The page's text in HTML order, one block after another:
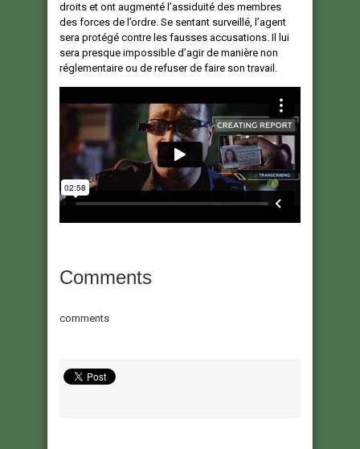
droits et ont augmenté l’assiduité des membres
des forces de l’ordre. Se sentant surveillé, l’agent
sera protégé contre les fausses accusations. Il lui
sera presque impossible d’agir de manière non
réglementaire ou de refuser de faire son travail.
Comments
comments